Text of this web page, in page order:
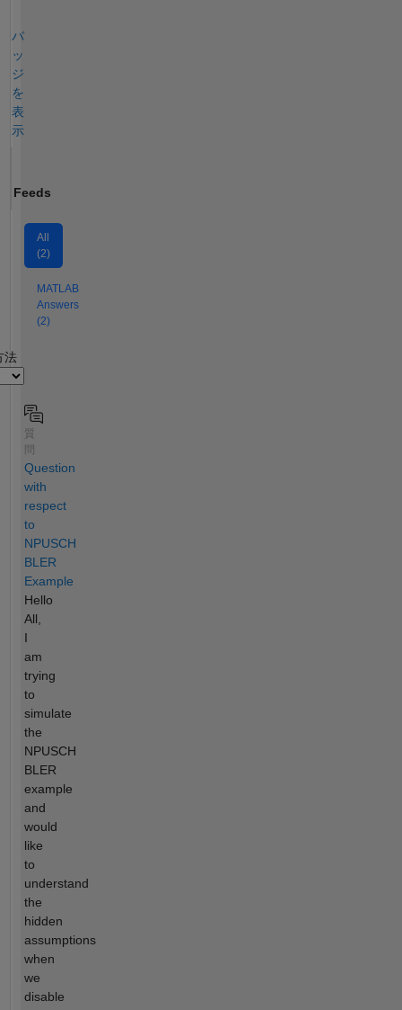
バ
ッ
ジ
を
表
示
Feeds
All
(2)
MATLAB
Answers
(2)
法
質
Question
with
respect
to
NPUSCH
BLER
Example
Hello
All,
I
am
trying
to
simulate
the
NPUSCH
BLER
example
and
would
like
to
understand
the
hidden
assumptions
when
we
disable